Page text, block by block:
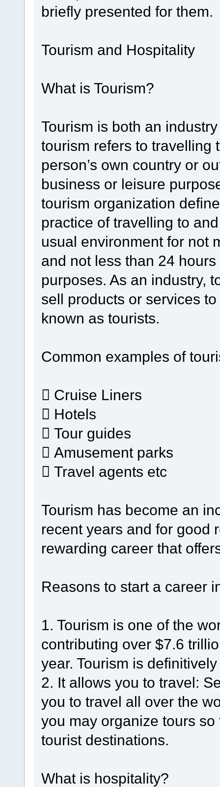
briefly presented for them.
Tourism and Hospitality
What is Tourism?
Tourism is both an
tourism refers to travelling
person’s own country or
business or leisure
tourism organization
practice of travelling to
usual environment for not
and not less than 24
purposes. As an industry,
sell products or services
known as tourists.
Common examples of
 Cruise Liners
 Hotels
 Tour guides
 Amusement parks
 Travel agents etc
Tourism has become an
recent years and for good
rewarding career that
Reasons to start a career
1. Tourism is one of the
contributing over $7.6
year. Tourism is
2. It allows you to travel:
you to travel all over the
you may organize tours
tourist destinations.
What is hospitality?